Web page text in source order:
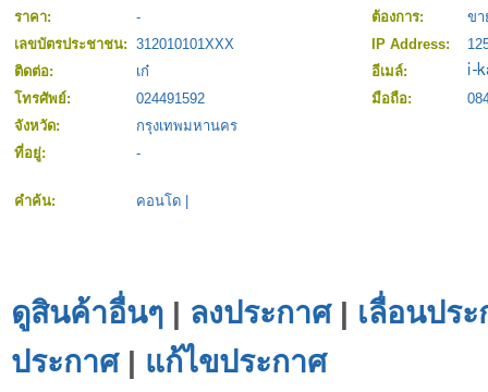
ราคา:
- ต้องการ:
ขา
เลขบัตรประชาชน: 312010101XXX IP Address:
ติดต่อ:
เก๋
อีเมล์:
โทรศัพย์:
024491592 มือถือ:
จังหวัด:
กรุงเทพมหานคร
ที่อยู่:
-
คำค้น: คอนโด
ดูสินค้าอื่นๆ | ลงประกาศ| เลื่อนปร
ประกาศ| แก้ไขประกาศ